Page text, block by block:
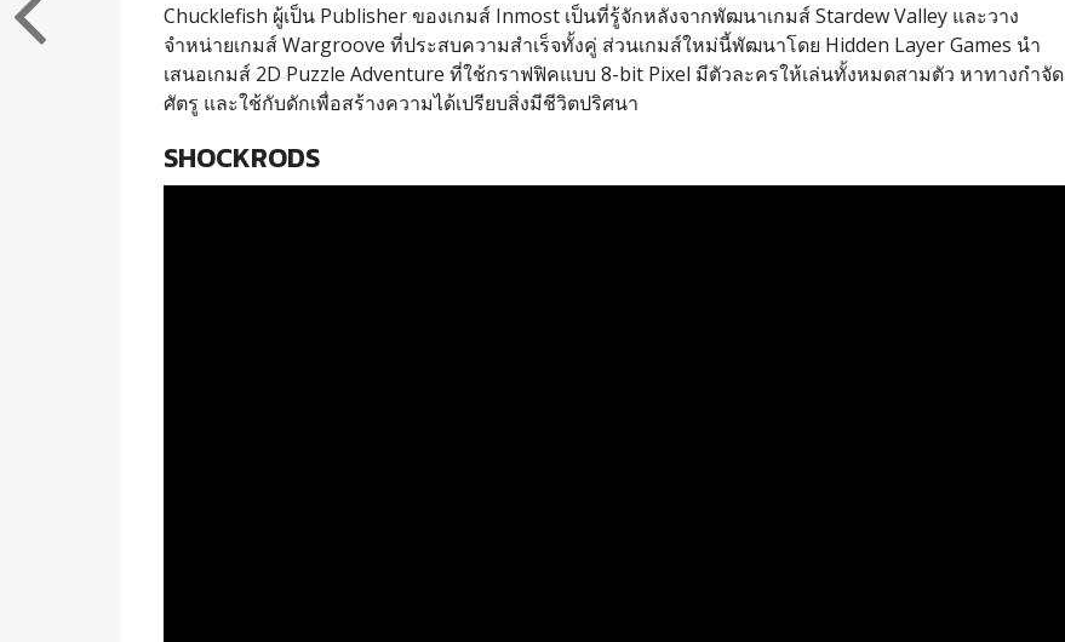
Chucklefish ผู้เป็น Publisher ของเกมส์ Inmost เป็นที่รู้จักหลังจากพัฒนาเกมส์ Stardew Valley และวาง
จำหน่ายเกมส์ Wargroove ที่ประสบความสำเร็จทั้งคู่ ส่วนเกมส์ใหม่นี้พัฒนาโดย Hidden Layer Games นำ
เสนอเกมส์ 2D Puzzle Adventure ที่ใช้กราฟฟิคแบบ 8-bit Pixel มีตัวละครให้เล่นทั้งหมดสามตัว หาทางกำจัด
ศัตรู และใช้กับดักเพื่อสร้างความได้เปรียบสิ่งมีชีวิตปริศนา
SHOCKRODS